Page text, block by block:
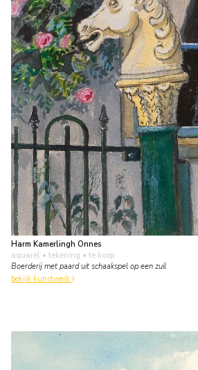
Harm Kamerlingh Onnes
aquarel • tekening • te koop
Boerderij met paard uit schaakspel op een zuil
bekijk kunstwerk